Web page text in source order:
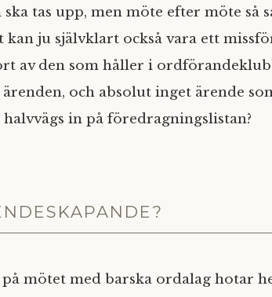
tas upp, men möte efter möte så
kan ju självklart också vara ett
av den som håller i
och absolut inget ärende
in på föredragningslistan?
mötet med barska ordalag hotar